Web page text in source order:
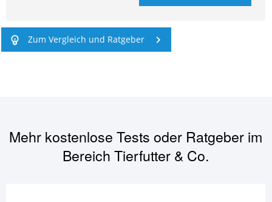
Zum Vergleich und Ratgeber
Mehr kostenlose Tests oder Ratgeber im
BereichTierfutter & Co.